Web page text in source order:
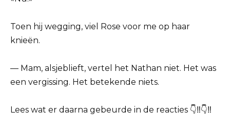
Toen hij wegging, viel Rose voor me op haar
knieën.
— Mam, alsjeblieft, vertel het Nathan niet. Het was
een vergissing. Het betekende niets.
Lees wat er daarna gebeurde in de reacties 👇‼️👇‼️